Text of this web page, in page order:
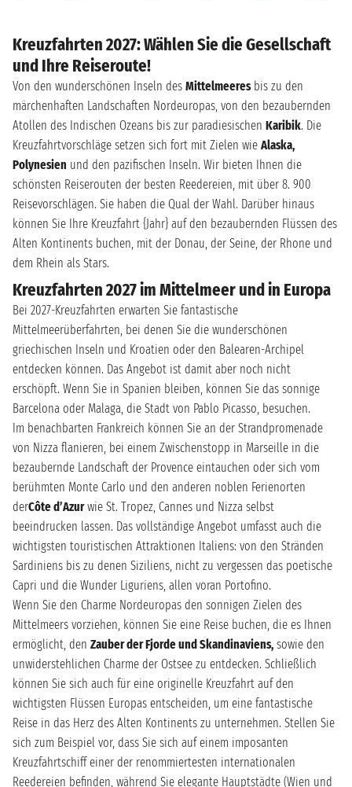
Kreuzfahrten 2027: Wählen Sie die Gesellschaft
und Ihre Reiseroute!
Von den wunderschönen Inseln des Mittelmeeresbis zu den
märchenhaften Landschaften Nordeuropas, von den bezaubernden
Atollen des Indischen Ozeans bis zur paradiesischen Karibik. Die
Kreuzfahrtvorschläge setzen sich fort mit Zielen wie Alaska,
Polynesien und den pazifischen Inseln. Wir bieten Ihnen die
schönsten Reiserouten der besten Reedereien, mit über 8. 900
Reisevorschlägen. Sie haben die Qual der Wahl. Darüber hinaus
können Sie Ihre Kreuzfahrt {Jahr} auf den bezaubernden Flüssen des
Alten Kontinents buchen, mit der Donau, der Seine, der Rhone und
dem Rhein als Stars.
Kreuzfahrten 2027 im Mittelmeer und in Europa
Bei 2027-Kreuzfahrten erwarten Sie fantastische
Mittelmeerüberfahrten, bei denen Sie die wunderschönen
griechischen Inseln und Kroatien oder den Balearen-Archipel
entdecken können. Das Angebot ist damit aber noch nicht
erschöpft. Wenn Sie in Spanien bleiben, können Sie das sonnige
Barcelona oder Malaga, die Stadt von Pablo Picasso, besuchen.
Im benachbarten Frankreich können Sie an der Strandpromenade
von Nizza flanieren, bei einem Zwischenstopp in Marseille in die
bezaubernde Landschaft der Provence eintauchen oder sich vom
berühmten Monte Carlo und den anderen noblen Ferienorten
derCôte d’Azurwie St. Tropez, Cannes und Nizza selbst
beeindrucken lassen. Das vollständige Angebot umfasst auch die
wichtigsten touristischen Attraktionen Italiens: von den Stränden
Sardiniens bis zu denen Siziliens, nicht zu vergessen das poetische
Capri und die Wunder Liguriens, allen voran Portofino.
Wenn Sie den Charme Nordeuropas den sonnigen Zielen des
Mittelmeers vorziehen, können Sie eine Reise buchen, die es Ihnen
ermöglicht, den Zauber der Fjorde und Skandinaviens, sowie den
unwiderstehlichen Charme der Ostsee zu entdecken. Schließlich
können Sie sich auch für eine originelle Kreuzfahrt auf den
wichtigsten Flüssen Europas entscheiden, um eine fantastische
Reise in das Herz des Alten Kontinents zu unternehmen. Stellen Sie
sich zum Beispiel vor, dass Sie sich auf einem imposanten
Kreuzfahrtschiff einer der renommiertesten internationalen
Reedereien befinden, während Sie elegante Hauptstädte (Wien und